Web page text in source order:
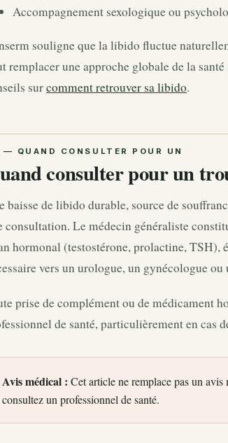
Accompagnement sexologique ou
souligne que la libido fluctue
remplacer une approche globale de la
surcomment retrouver sa libido.
consulter pour un
baisse de libido durable, source de
consultation. Le médecin généraliste
hormonal (testostérone, prolactine, TSH),
vers un urologue, un gynécologue ou
prise de complément ou de médicament
de santé, particulièrement en cas
Avis médical : Cet article ne remplace pas un
consultez un professionnel de santé.